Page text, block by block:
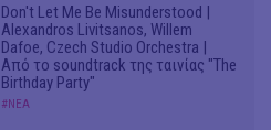
Don't Let Me Be Misunderstood |
Alexandros Livitsanos, Willem
Dafoe, Czech Studio Orchestra |
Από το soundtrack της ταινίας "The
Birthday Party"
#ΝΕΑ